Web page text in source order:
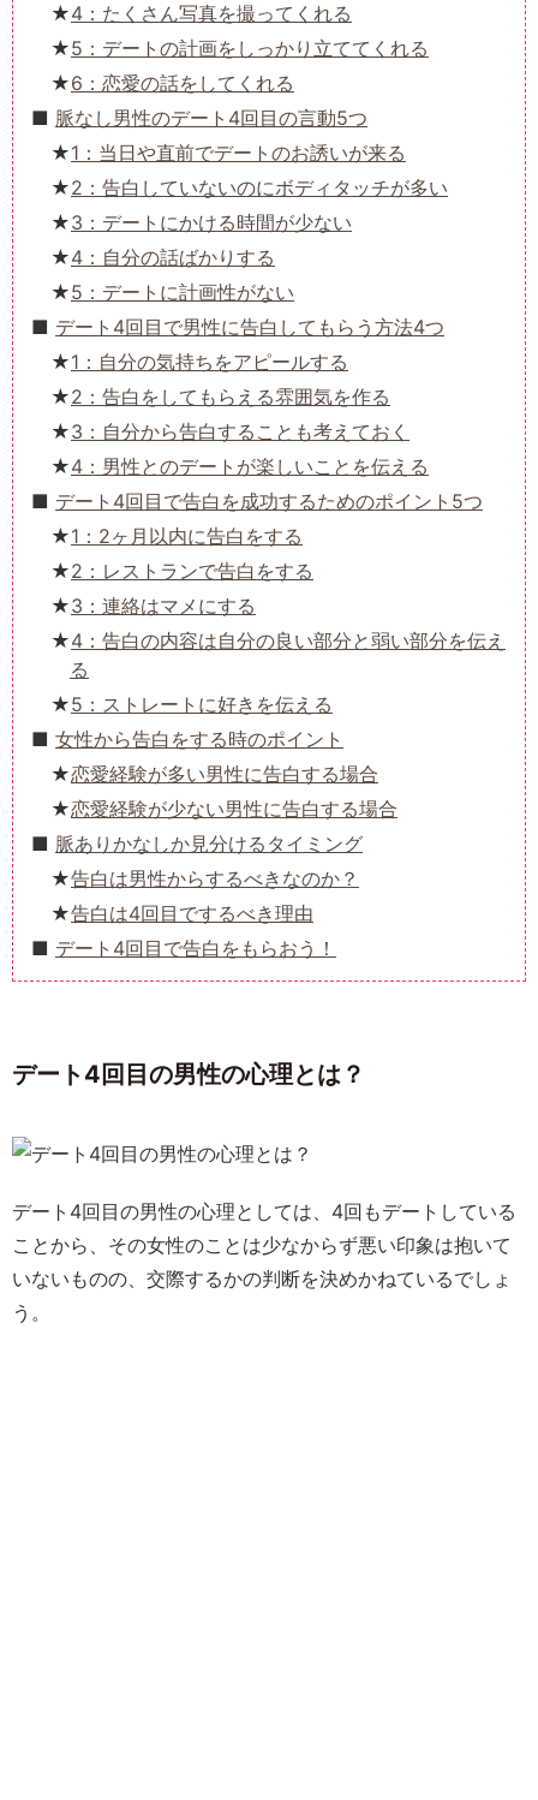
4：たくさん写真を撮ってくれる
5：デートの計画をしっかり立ててくれる
6：恋愛の話をしてくれる
脈なし男性のデート4回目の言動5つ
1：当日や直前でデートのお誘いが来る
2：告白していないのにボディタッチが多い
3：デートにかける時間が少ない
4：自分の話ばかりする
5：デートに計画性がない
デート4回目で男性に告白してもらう方法4つ
1：自分の気持ちをアピールする
2：告白をしてもらえる雰囲気を作る
3：自分から告白することも考えておく
4：男性とのデートが楽しいことを伝える
デート4回目で告白を成功するためのポイント5つ
1：2ヶ月以内に告白をする
2：レストランで告白をする
3：連絡はマメにする
4：告白の内容は自分の良い部分と弱い部分を伝え
る
5：ストレートに好きを伝える
女性から告白をする時のポイント
恋愛経験が多い男性に告白する場合
恋愛経験が少ない男性に告白する場合
脈ありかなしか見分けるタイミング
告白は男性からするべきなのか？
告白は4回目でするべき理由
デート4回目で告白をもらおう！
デート4回目の男性の心理とは？
デート4回目の男性の心理としては、4回もデートしている
ことから、その女性のことは少なからず悪い印象は抱いて
いないものの、交際するかの判断を決めかねているでしょ
う。